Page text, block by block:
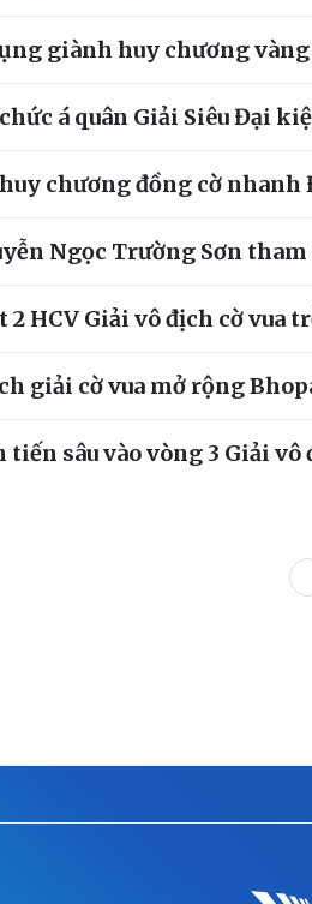
giành huy chương vàng
á quân Giải Siêu Đại
chương đồng cờ
Ngọc Trường Sơn tham
HCV Giải vô địch cờ vua
giải cờ vua mở rộng
tiến sâu vào vòng 3 Giải